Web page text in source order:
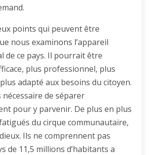
points qui peuvent être
nous examinons l’appareil
de ce pays. Il pourrait être
plus professionnel, plus
adapté aux besoins du citoyen.
nécessaire de séparer
pour y parvenir. De plus en plus
du cirque communautaire,
Ils ne comprennent pas
de 11,5 millions d’habitants a